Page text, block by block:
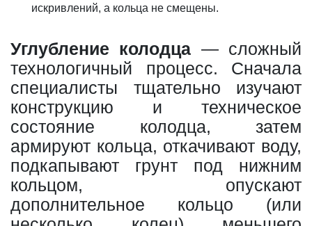
искривлений, а кольца не смещены.
Углубление колодца — сложный
технологичный процесс. Сначала
специалисты тщательно изучают
конструкцию и техническое
состояние колодца, затем
армируют кольца, откачивают воду,
подкапывают грунт под нижним
кольцом, опускают
дополнительное кольцо (или